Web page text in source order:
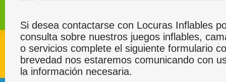
Si desea contactarse con Locuras Inflables
consulta sobre nuestros juegos inflables,
o servicios complete el siguiente formulario
brevedad nos estaremos comunicando con
la información necesaria.